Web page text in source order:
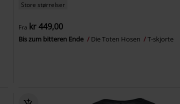
Store størrelser
Fra kr 449,00
Bis zum bitteren Ende Die Toten Hosen T-skjorte